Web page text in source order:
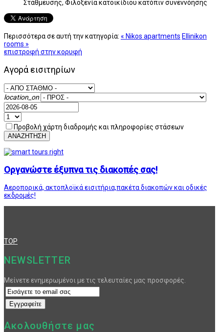
Στάθμευσης, Φιλοξενία κατοικίδιου κατόπιν συνεννόησης
Περισσότερα σε αυτή την κατηγορία: « Nikos apartments Ellinikon
rooms »
επιστροφή στην κορυφή
Αγορά εισιτηρίων
location_on
Προβολή χάρτη διαδρομής και πληροφορίες στάσεων
ΑΝΑΖΗΤΗΣΗ
Οργανώστε έξυπνα τις διακοπές σας!
Αεροπορικά, ακτοπλοϊκά εισιτήρια,πακέτα διακοπών και οδικές
εκδρομές!
TOP
NEWSLETTER
Μείνετε ενημερωμένοι με τις τελευταίες μας προσφορές.
Ακολουθήστε μας